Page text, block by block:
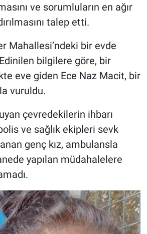
ve sorumluların en ağır
talep etti.
Mahallesi’ndeki bir evde
bilgilere göre, bir
eve giden Ece Naz Macit, bir
vuruldu.
çevredekilerin ihbarı
ve sağlık ekipleri sevk
genç kız, ambulansla
yapılan müdahalelere